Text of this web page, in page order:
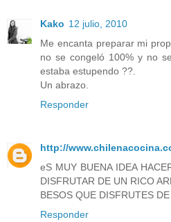
Kako 12 julio, 2010
Me encanta preparar mi
no se congeló 100% y no
estaba estupendo ??.
Un abrazo.
Responder
http://
eS MUY BUENA IDEA
DISFRUTAR DE UN RICO
BESOS QUE DISFRUTES
Responder